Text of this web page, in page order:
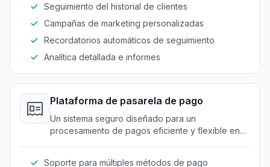
Seguimiento del historial de clientes
Campañas de marketing personalizadas
Recordatorios automáticos de seguimiento
Analítica detallada e informes
Plataforma de pasarela de pago
Un sistema seguro diseñado para un
procesamiento de pagos eficiente y flexible en
Soporte para múltiples métodos de pago